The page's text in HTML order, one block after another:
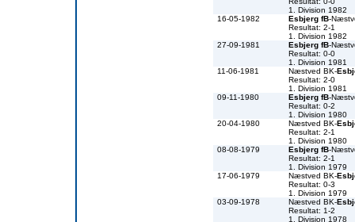
1. Division 1982
16-05-1982
Esbjerg fB-
Resultat: 2-1
1. Division 1982
27-09-1981
Esbjerg fB-
Resultat: 0-0
1. Division 1981
11-06-1981
Næstved BK-
Resultat: 2-0
1. Division 1981
09-11-1980
Esbjerg fB-
Resultat: 0-2
1. Division 1980
20-04-1980
Næstved BK-
Resultat: 2-1
1. Division 1980
08-08-1979
Esbjerg fB-
Resultat: 2-1
1. Division 1979
17-06-1979
Næstved BK-
Resultat: 0-3
1. Division 1979
03-09-1978
Næstved BK-
Resultat: 1-2
1. Division 1978